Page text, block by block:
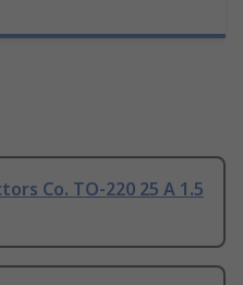
Co. TO-220 25 A 1.5